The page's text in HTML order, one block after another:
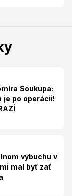
Soukupa:
je po operácii!
výbuchu v
mal byť zať